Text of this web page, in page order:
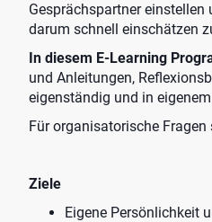
Gesprächspartner
darum schnell einschätzen
In diesem E-Learning
und Anleitungen,
eigenständig und in
Für organisatorische
Ziele
Eigene Persönlichkeit